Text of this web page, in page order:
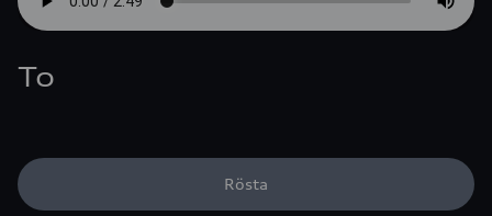
To
Rösta